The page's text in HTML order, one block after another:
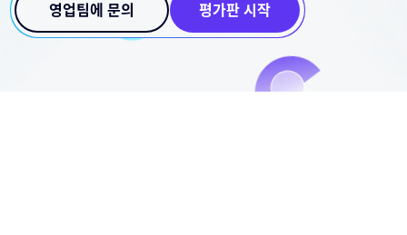
영업팀에 문의 평가판 시작